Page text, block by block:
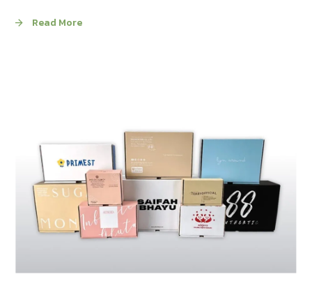
Read More